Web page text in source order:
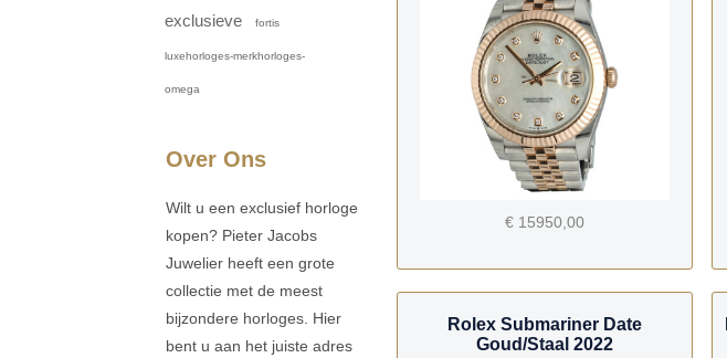
exclusieve fortis
luxehorloges-merkhorloges-
omega
Over Ons
Wilt u een exclusief horloge
kopen? Pieter Jacobs
Juwelier heeft een grote
collectie met de meest
bijzondere horloges. Hier
bent u aan het juiste adres
€ 15950,00
Rolex Submariner Date
Goud/Staal 2022